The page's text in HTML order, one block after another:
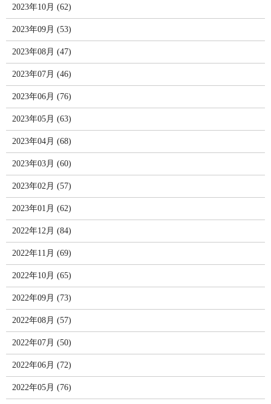
2023年10月 (62)
2023年09月 (53)
2023年08月 (47)
2023年07月 (46)
2023年06月 (76)
2023年05月 (63)
2023年04月 (68)
2023年03月 (60)
2023年02月 (57)
2023年01月 (62)
2022年12月 (84)
2022年11月 (69)
2022年10月 (65)
2022年09月 (73)
2022年08月 (57)
2022年07月 (50)
2022年06月 (72)
2022年05月 (76)